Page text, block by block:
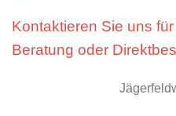
Kontaktieren Sie uns
Beratung oder